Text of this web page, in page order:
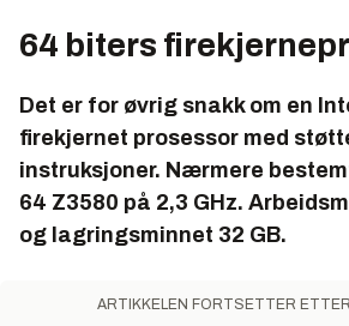
64 biters
Det er for øvrig snakk om en
firekjernet prosessor med
instruksjoner. Nærmere
64 Z3580 på 2,3 GHz.
og lagringsminnet 32 GB.
ARTIKKELEN FORTSETTER